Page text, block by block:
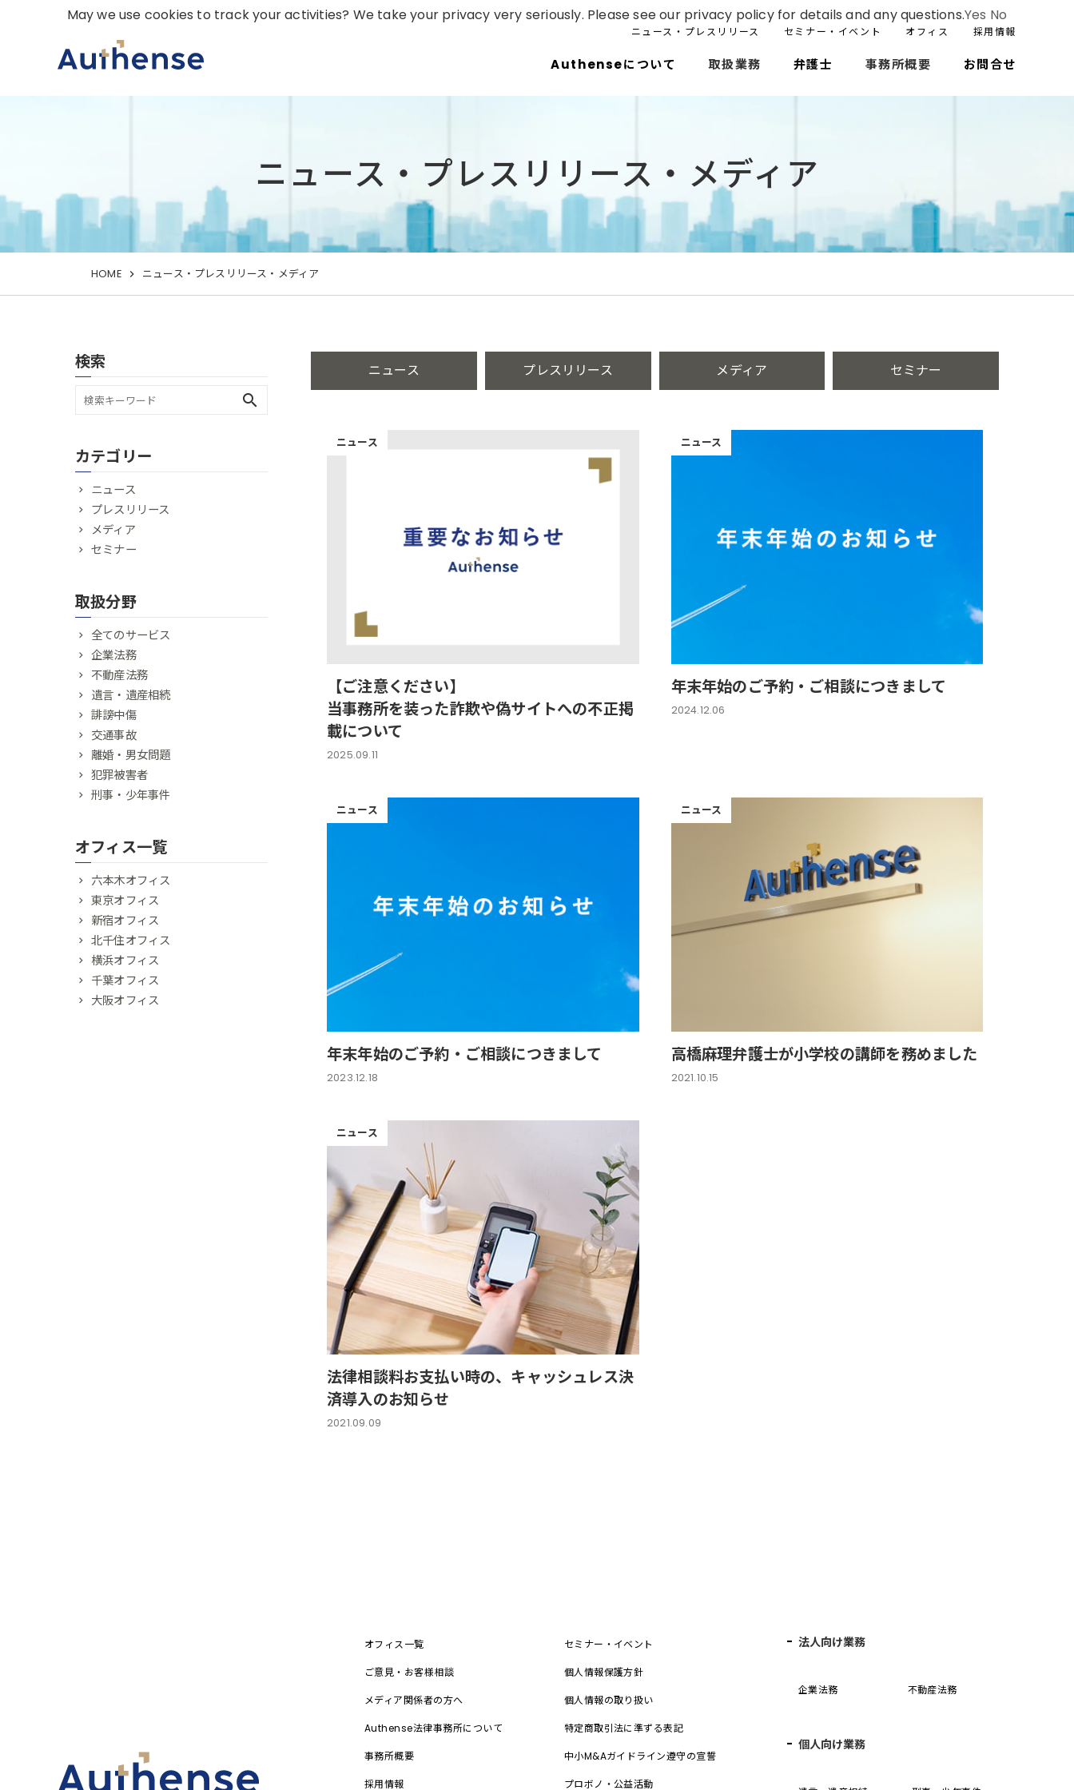
ニュース・プレスリリース セミナー・イベント オフィス 採用情報
Authenseについて 取扱業務 弁護士 事務所概要 お問合せ
ニュース・プレスリリース・メディア
HOME ニュース・プレスリリース・メディア
ニュース プレスリリース メディア セミナー
ニュース
【ご注意ください】
当事務所を装った詐欺や偽サイトへの不正掲
載について
2025.09.11
ニュース
年末年始のご予約・ご相談につきまして
2024.12.06
ニュース
年末年始のご予約・ご相談につきまして
2023.12.18
ニュース
高橋麻理弁護士が小学校の講師を務めました
2021.10.15
ニュース
法律相談料お支払い時の、キャッシュレス決
済導入のお知らせ
2021.09.09
検索
search
カテゴリー
ニュース
プレスリリース
メディア
セミナー
取扱分野
全てのサービス
企業法務
不動産法務
遺言・遺産相続
誹謗中傷
交通事故
離婚・男女問題
犯罪被害者
刑事・少年事件
オフィス一覧
六本木オフィス
東京オフィス
新宿オフィス
北千住オフィス
横浜オフィス
千葉オフィス
大阪オフィス
オフィス一覧
ご意見・お客様相談
メディア関係者の方へ
Authense法律事務所について
事務所概要
採用情報
セミナー・イベント
個人情報保護方針
個人情報の取り扱い
特定商取引法に準ずる表記
中小M&Aガイドライン遵守の宣誓
プロボノ・公益活動
法人向け業務
企業法務 不動産法務
個人向け業務
May we use cookies to track your activities? We take your privacy very seriously. Please see our privacy policy for details and any questions.Yes No